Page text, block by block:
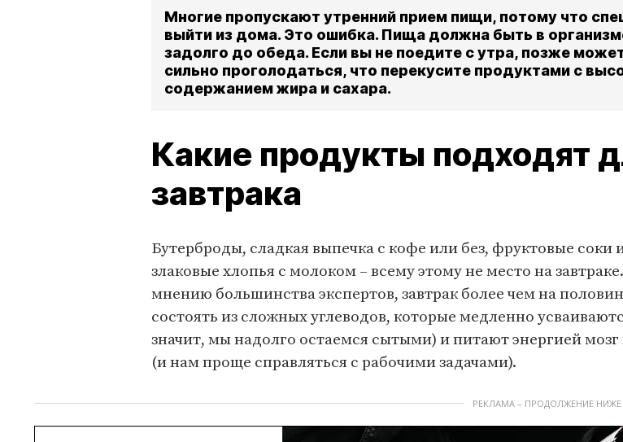
Многие пропускают утренний прием пищи, потому что
выйти из дома. Это ошибка. Пища должна быть в
задолго до обеда. Если вы не поедите с утра, позже
сильно проголодаться, что перекусите продуктами с
содержанием жира и сахара.
Какие продукты подходят
завтрака
Бутерброды, сладкая выпечка с кофе или без, фруктовые соки
злаковые хлопья с молоком – всему этому не место на
мнению большинства экспертов, завтрак более чем на
состоять из сложных углеводов, которые медленно
значит, мы надолго остаемся сытыми) и питают энергией
(и нам проще справляться с рабочими задачами).
РЕКЛАМА – ПРОДОЛЖЕНИЕ НИЖЕ